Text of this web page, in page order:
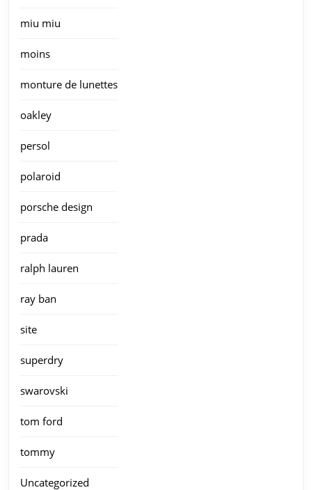
miu miu
moins
monture de lunettes
oakley
persol
polaroid
porsche design
prada
ralph lauren
ray ban
site
superdry
swarovski
tom ford
tommy
Uncategorized